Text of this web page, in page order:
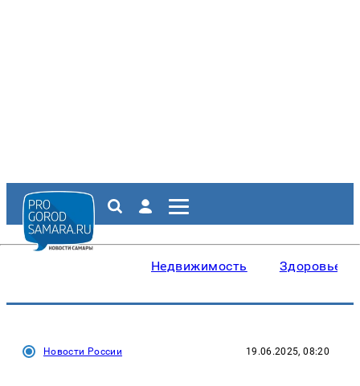
Недвижимость Здоровье
Новости России 19.06.2025, 08:20